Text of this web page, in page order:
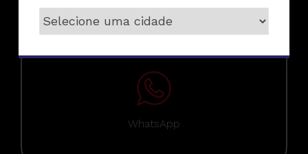
WhatsApp